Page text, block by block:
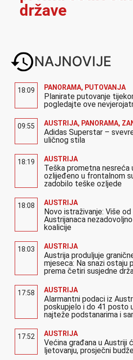
države
NAJNOVIJE
18:09 PANORAMA, PUTOVANJA
Planirate putovanje
pogledajte ove
09:55 AUSTRIJA, PANORAMA,
Adidas Superstar –
uličnog stila
18:19 AUSTRIJA
Teška prometna nesreća
ozlijeđeno u frontalnom
zadobilo teške ozljede
18:08 AUSTRIJA
Novo istraživanje: Više
Austrijanaca
koalicije
18:03 AUSTRIJA
Austrija produljuje
mjeseca: Na snazi ostaju
prema četiri susjedne
17:58 AUSTRIJA
Alarmantni podaci iz
poskupjelo i do 41 posto
najteže podstanarima i
17:52 AUSTRIJA
Većina građana u Austriji
ljetovanju, prosječni